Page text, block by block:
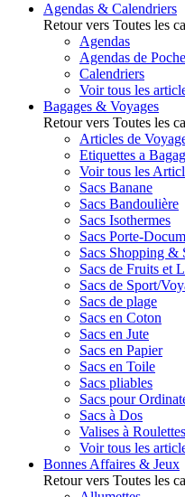
Agendas & Calendriers
Retour vers Toutes les
Agendas
Agendas de Poche
Calendriers
Voir tous les
Bagages & Voyages
Retour vers Toutes les
Articles de
Etiquettes a
Voir tous les
Sacs Banane
Sacs Bandoulière
Sacs Isothermes
Sacs Porte-
Sacs Shopping &
Sacs de Fruits et
Sacs de Sport/
Sacs de plage
Sacs en Coton
Sacs en Jute
Sacs en Papier
Sacs en Toile
Sacs pliables
Sacs pour
Sacs à Dos
Valises à Roulettes
Voir tous les
Bonnes Affaires & Jeux
Retour vers Toutes les